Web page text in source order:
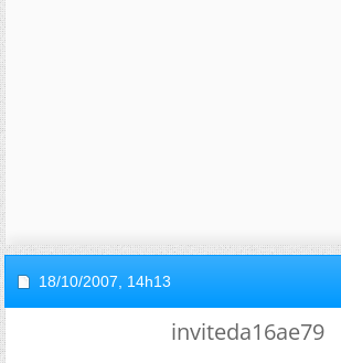
18/10/2007, 14h13
inviteda16ae79